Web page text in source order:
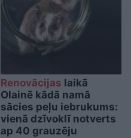
Renovācijas laikā
Olainē kādā namā
sācies peļu iebrukums:
vienā dzīvoklī notverts
ap 40 grauzēju